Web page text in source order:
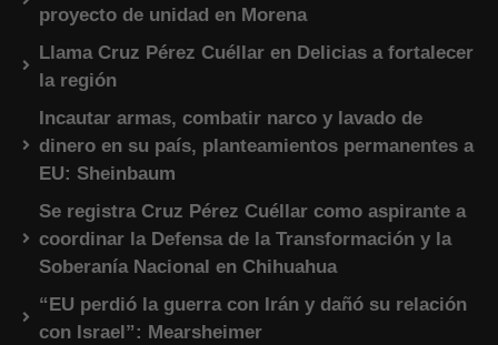
proyecto de unidad en Morena
Llama Cruz Pérez Cuéllar en Delicias a fortalecer
la región
Incautar armas, combatir narco y lavado de
dinero en su país, planteamientos permanentes a
EU: Sheinbaum
Se registra Cruz Pérez Cuéllar como aspirante a
coordinar la Defensa de la Transformación y la
Soberanía Nacional en Chihuahua
“EU perdió la guerra con Irán y dañó su relación
con Israel”: Mearsheimer